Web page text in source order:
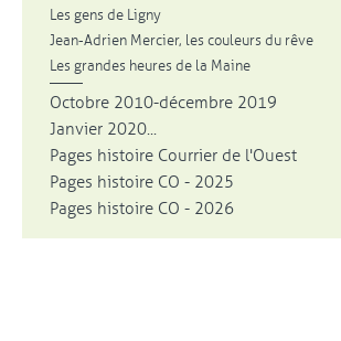
Les gens de Ligny
Jean-Adrien Mercier, les couleurs du rêve
Les grandes heures de la Maine
Octobre 2010-décembre 2019
Janvier 2020...
Pages histoire Courrier de l'Ouest
Pages histoire CO - 2025
Pages histoire CO - 2026